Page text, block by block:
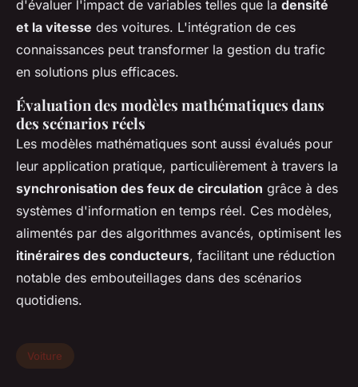
d'évaluer l'impact de variables telles que la densité
et la vitesse des voitures. L'intégration de ces
connaissances peut transformer la gestion du trafic
en solutions plus efficaces.
Évaluation des modèles mathématiques dans
des scénarios réels
Les modèles mathématiques sont aussi évalués pour
leur application pratique, particulièrement à travers la
synchronisation des feux de circulation grâce à des
systèmes d'information en temps réel. Ces modèles,
alimentés par des algorithmes avancés, optimisent les
itinéraires des conducteurs, facilitant une réduction
notable des embouteillages dans des scénarios
quotidiens.
Voiture